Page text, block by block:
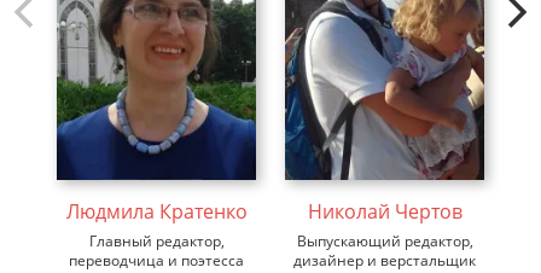
Людмила Кратенко
Главный редактор,
переводчица и поэтесса
Николай Чертов
Выпускающий редактор,
дизайнер и верстальщик